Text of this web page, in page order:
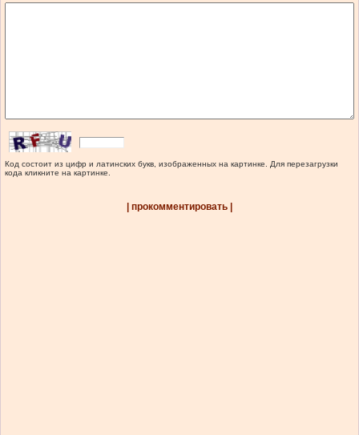
Код состоит из цифр и латинских букв, изображенных на картинке. Для перезагрузки
кода кликните на картинке.
| прокомментировать |